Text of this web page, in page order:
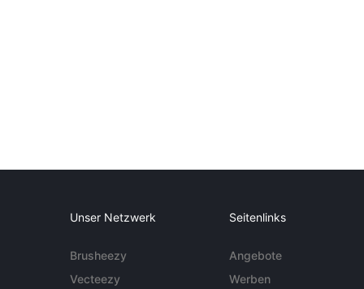
Unser Netzwerk
Brusheezy
Vecteezy
Seitenlinks
Angebote
Werben